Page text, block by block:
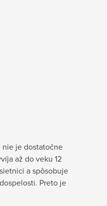
nie je dostatočne
až do veku 12
a spôsobuje
Preto je